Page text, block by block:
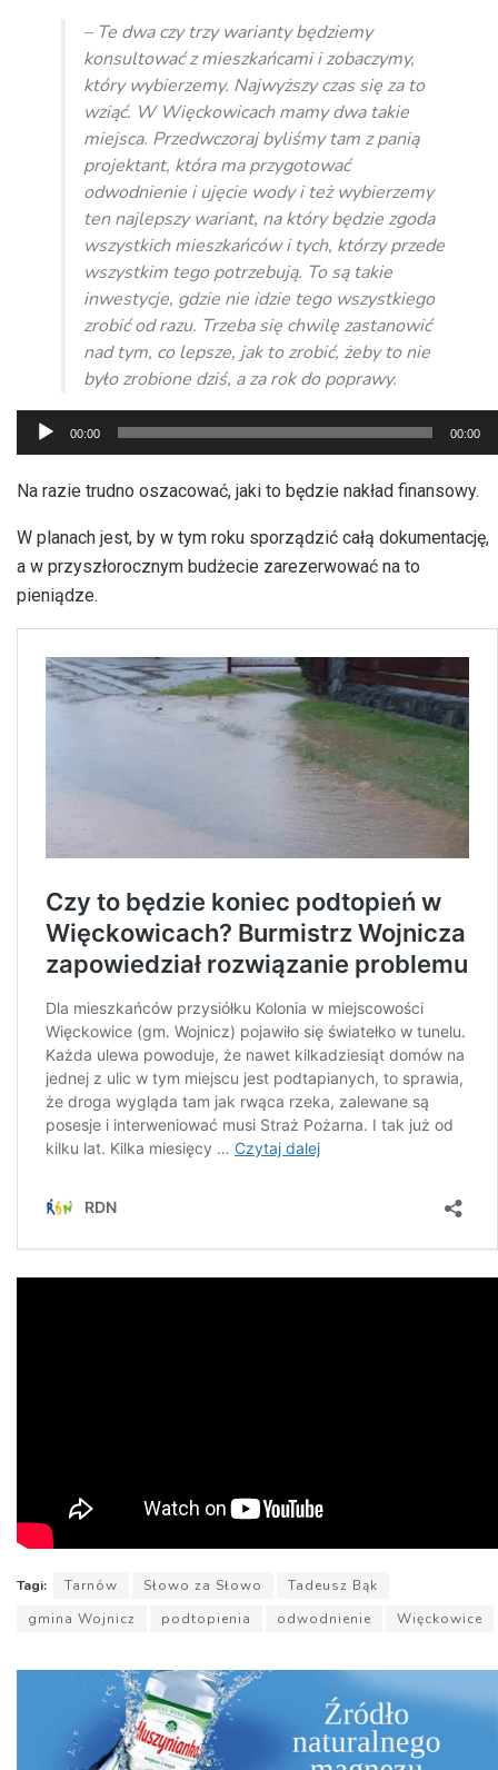
– Te dwa czy trzy warianty będziemy
konsultować z mieszkańcami i zobaczymy,
który wybierzemy. Najwyższy czas się za to
wziąć. W Więckowicach mamy dwa takie
miejsca. Przedwczoraj byliśmy tam z panią
projektant, która ma przygotować
odwodnienie i ujęcie wody i też wybierzemy
ten najlepszy wariant, na który będzie zgoda
wszystkich mieszkańców i tych, którzy przede
wszystkim tego potrzebują. To są takie
inwestycje, gdzie nie idzie tego wszystkiego
zrobić od razu. Trzeba się chwilę zastanowić
nad tym, co lepsze, jak to zrobić, żeby to nie
było zrobione dziś, a za rok do poprawy.
Odtwarzacz
plików
dźwiękowych
00:00 00:00
Na razie trudno oszacować, jaki to będzie nakład finansowy.
W planach jest, by w tym roku sporządzić całą dokumentację,
a w przyszłorocznym budżecie zarezerwować na to
pieniądze.
Tagi: Tarnów Słowo za Słowo
Tadeusz Bąk
gmina Wojnicz
podtopienia odwodnienie Więckowice